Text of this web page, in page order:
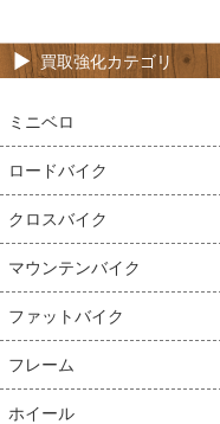
買取強化カテゴリ
ミニベロ
ロードバイク
クロスバイク
マウンテンバイク
ファットバイク
フレーム
ホイール